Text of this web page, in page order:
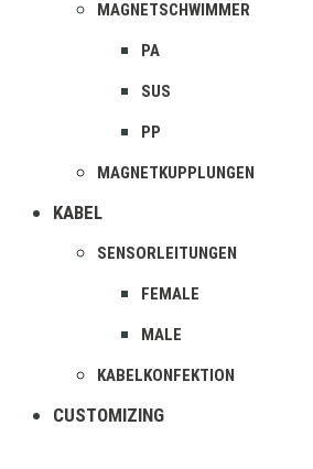
MAGNETSCHWIMMER
PA
SUS
PP
MAGNETKUPPLUNGEN
KABEL
SENSORLEITUNGEN
FEMALE
MALE
KABELKONFEKTION
CUSTOMIZING